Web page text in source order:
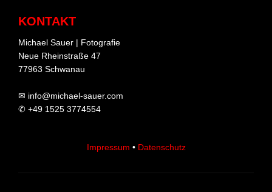
KONTAKT
Michael Sauer | Fotografie
Neue Rheinstraße 47
77963 Schwanau
✉ info@michael-sauer.com
✆ +49 1525 3774554
Impressum • Datenschutz